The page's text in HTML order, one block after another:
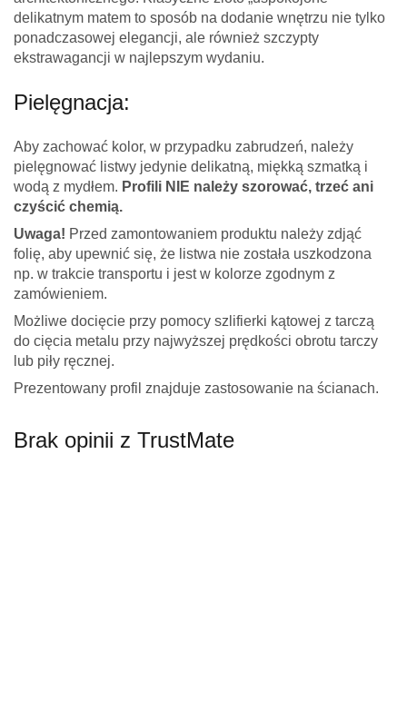
delikatnym matem to sposób na dodanie wnętrzu nie tylko
ponadczasowej elegancji, ale również szczypty
ekstrawagancji w najlepszym wydaniu.
Pielęgnacja:
Aby zachować kolor, w przypadku zabrudzeń, należy
pielęgnować listwy jedynie delikatną, miękką szmatką i
wodą z mydłem. Profili NIE należy szorować, trzeć ani
czyścić chemią.
Uwaga! Przed zamontowaniem produktu należy zdjąć
folię, aby upewnić się, że listwa nie została uszkodzona
np. w trakcie transportu i jest w kolorze zgodnym z
zamówieniem.
Możliwe docięcie przy pomocy szlifierki kątowej z tarczą
do cięcia metalu przy najwyższej prędkości obrotu tarczy
lub piły ręcznej.
Prezentowany profil znajduje zastosowanie na ścianach.
Brak opinii z TrustMate